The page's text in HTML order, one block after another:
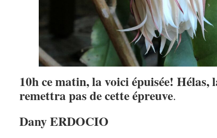
10h ce matin, la voici épuisée! Hélas,
remettra pas de cette épreuve.
Dany ERDOCIO